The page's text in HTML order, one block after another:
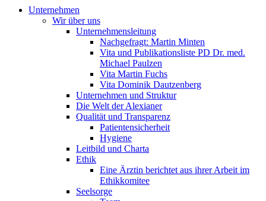
Unternehmen
Wir über uns
Unternehmensleitung
Nachgefragt: Martin Minten
Vita und Publikationsliste PD Dr. med.
Michael Paulzen
Vita Martin Fuchs
Vita Dominik Dautzenberg
Unternehmen und Struktur
Die Welt der Alexianer
Qualität und Transparenz
Patientensicherheit
Hygiene
Leitbild und Charta
Ethik
Eine Ärztin berichtet aus ihrer Arbeit im
Ethikkomitee
Seelsorge